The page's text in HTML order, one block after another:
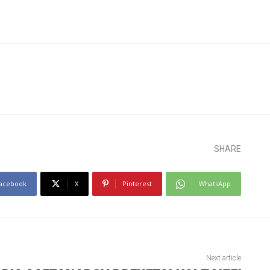
SHARE
X Pinterest WhatsApp
Next article